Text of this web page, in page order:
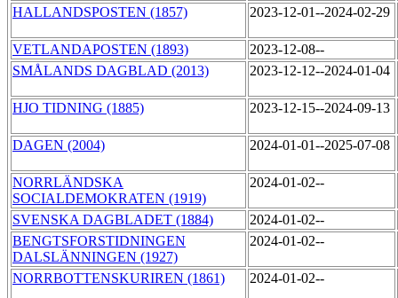
HALLANDSPOSTEN (1857) 2023-12-01--2024-02-29
VETLANDAPOSTEN (1893)
2023-12-08--
SMÅLANDS DAGBLAD (2013)
2023-12-12--2024-01-04
HJO TIDNING (1885) 2023-12-15--2024-09-13
DAGEN (2004) 2024-01-01--2025-07-08
NORRLÄNDSKA
SOCIALDEMOKRATEN (1919)
2024-01-02--
SVENSKA DAGBLADET (1884)
2024-01-02--
BENGTSFORSTIDNINGEN
DALSLÄNNINGEN (1927)
2024-01-02--
NORRBOTTENSKURIREN (1861) 2024-01-02--